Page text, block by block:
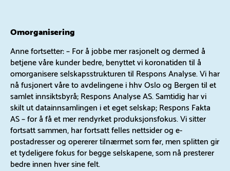
Omorganisering
Anne fortsetter: – For å jobbe mer rasjonelt og dermed å
betjene våre kunder bedre, benyttet vi koronatiden til å
omorganisere selskapsstrukturen til Respons Analyse. Vi har
nå fusjonert våre to avdelingene i hhv Oslo og Bergen til et
samlet innsiktsbyrå; Respons Analyse AS. Samtidig har vi
skilt ut datainnsamlingen i et eget selskap; Respons Fakta
AS – for å få et mer rendyrket produksjonsfokus. Vi sitter
fortsatt sammen, har fortsatt felles nettsider og e-
postadresser og opererer tilnærmet som før, men splitten gir
et tydeligere fokus for begge selskapene, som nå presterer
bedre innen hver sine felt.